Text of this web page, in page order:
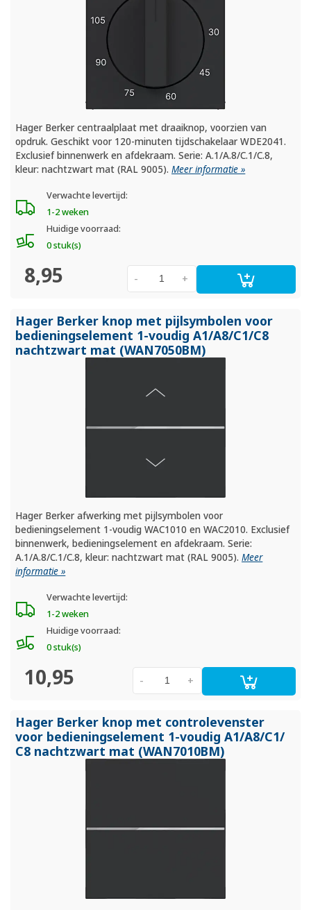
Hager Berker centraalplaat met draaiknop, voorzien van
opdruk. Geschikt voor 120-minuten tijdschakelaar WDE2041.
Exclusief binnenwerk en afdekraam. Serie: A.1/A.8/C.1/C.8,
kleur: nachtzwart mat (RAL 9005).Meer informatie »
Verwachte levertijd:
1-2 weken
Huidige voorraad:
0 stuk(s)
8,95 +
-
Hager Berker knop met pijlsymbolen voor
bedieningselement 1-voudig A1/A8/C1/C8
nachtzwart mat (WAN7050BM)
Hager Berker afwerking met pijlsymbolen voor
bedieningselement 1-voudig WAC1010 en WAC2010. Exclusief
binnenwerk, bedieningselement en afdekraam. Serie:
A.1/A.8/C.1/C.8, kleur: nachtzwart mat (RAL 9005).Meer
informatie »
Verwachte levertijd:
1-2 weken
Huidige voorraad:
0 stuk(s)
10,95 +
-
Hager Berker knop met controlevenster
voor bedieningselement 1-voudig A1/A8/C1/
C8 nachtzwart mat (WAN7010BM)